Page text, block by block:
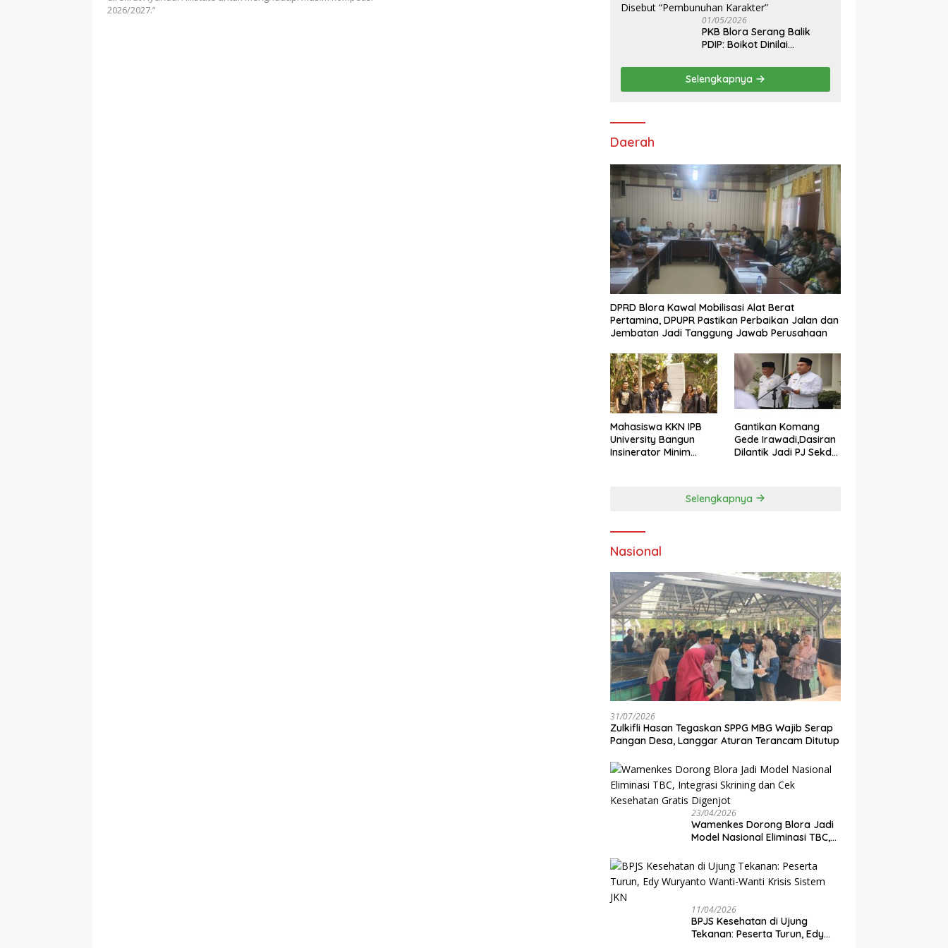
2026/2027.”
01/05/2026
PKB Blora Serang Balik
PDIP: Boikot Dinilai
Ketua DPRD Disebut
“Pembunuhan Karakter”
Selengkapnya
Daerah
DPRD Blora Kawal Mobilisasi Alat Berat
Pertamina, DPUPR Pastikan Perbaikan Jalan dan
Jembatan Jadi Tanggung Jawab Perusahaan
Mahasiswa KKN IPB
University Bangun
Insinerator Minim
Sampah Ramah
Gantikan Komang
Gede Irawadi,Dasiran
Dilantik Jadi PJ Sekda
Selengkapnya
Nasional
31/07/2026
Zulkifli Hasan Tegaskan SPPG MBG Wajib Serap
Pangan Desa, Langgar Aturan Terancam Ditutup
23/04/2026
Wamenkes Dorong Blora Jadi
Model Nasional Eliminasi TBC,
Kesehatan Gratis Digenjot
11/04/2026
BPJS Kesehatan di Ujung
Tekanan: Peserta Turun, Edy